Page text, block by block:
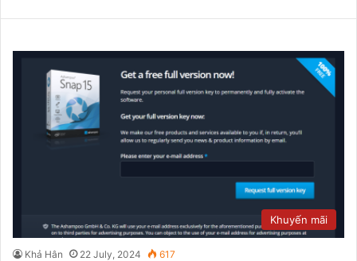
Khuyến mãi
Khả Hân 22 July, 2024 617